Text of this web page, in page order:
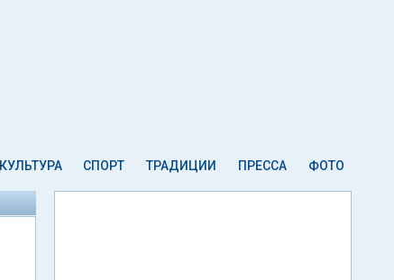
КУЛЬТУРА СПОРТ ТРАДИЦИИ ПРЕССА ФОТО